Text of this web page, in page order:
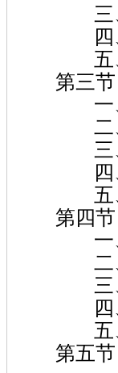
三、企
四、企
五、
第三节
一、
二、企
三、企
四、企
五、
第四节
一、
二、企
三、企
四、企
五、
第五节